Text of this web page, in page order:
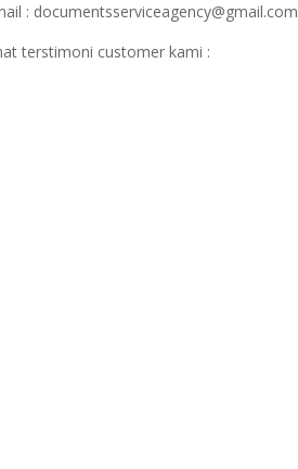
: documentsserviceagency@gmail.com
terstimoni customer kami :